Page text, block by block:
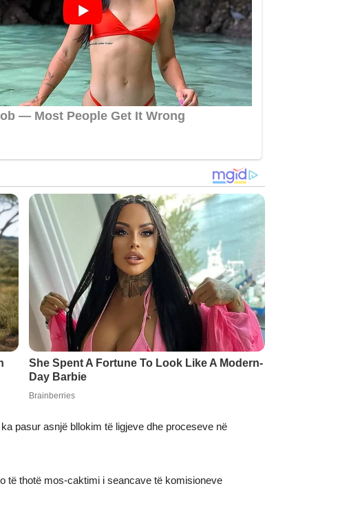
pasur asnjë bllokim të ligjeve dhe proceseve në
të thotë mos-caktimi i seancave të komisioneve